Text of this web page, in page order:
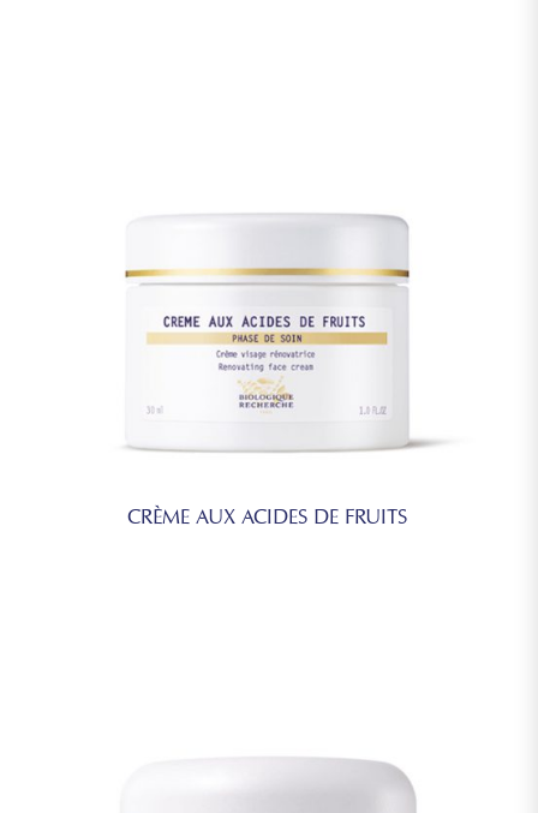
CRÈME AUX ACIDES DE FRUITS